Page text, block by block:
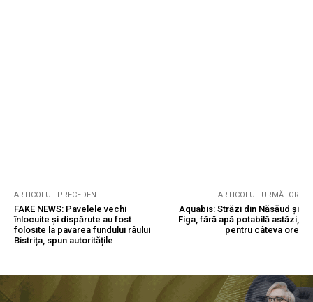
ARTICOLUL PRECEDENT
FAKE NEWS: Pavelele vechi
înlocuite și dispărute au fost
folosite la pavarea fundului râului
Bistrița, spun autoritățile
ARTICOLUL URMĂTOR
Aquabis: Străzi din Năsăud și
Figa, fără apă potabilă astăzi,
pentru câteva ore